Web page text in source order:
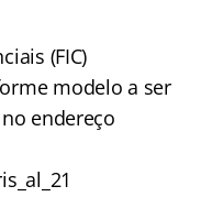
(FIC)
modelo a ser
endereço